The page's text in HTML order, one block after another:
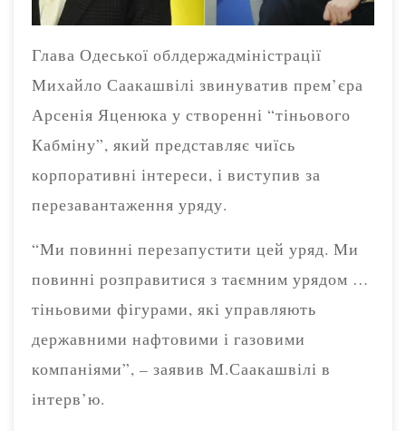
Глава Одеської облдержадміністрації
Михайло Саакашвілі звинуватив прем’єра
Арсенія Яценюка у створенні “тіньового
Кабміну”, який представляє чиїсь
корпоративні інтереси, і виступив за
перезавантаження уряду.
“Ми повинні перезапустити цей уряд. Ми
повинні розправитися з таємним урядом …
тіньовими фігурами, які управляють
державними нафтовими і газовими
компаніями”, – заявив М.Саакашвілі в
інтерв’ю.